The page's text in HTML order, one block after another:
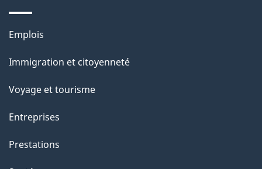
e
l
a
p
a
g
e
Thèmes
sujets
Emplois
Immigration et citoyenneté
Voyage et tourisme
Entreprises
Prestations